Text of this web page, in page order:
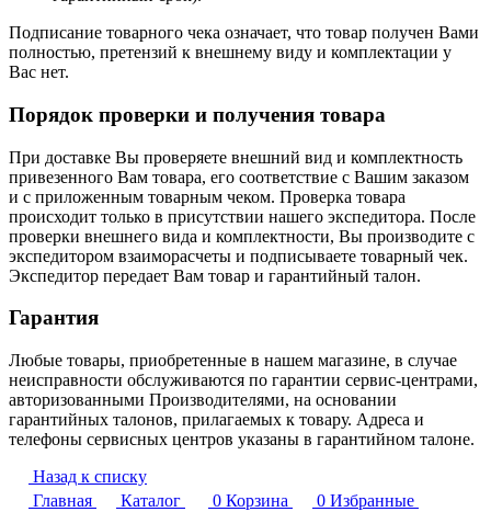
Подписание товарного чека означает, что товар получен Вами
полностью, претензий к внешнему виду и комплектации у
Вас нет.
Порядок проверки и получения товара
При доставке Вы проверяете внешний вид и комплектность
привезенного Вам товара, его соответствие с Вашим заказом
и с приложенным товарным чеком. Проверка товара
происходит только в присутствии нашего экспедитора. После
проверки внешнего вида и комплектности, Вы производите с
экспедитором взаиморасчеты и подписываете товарный чек.
Экспедитор передает Вам товар и гарантийный талон.
Гарантия
Любые товары, приобретенные в нашем магазине, в случае
неисправности обслуживаются по гарантии сервис-центрами,
авторизованными Производителями, на основании
гарантийных талонов, прилагаемых к товару. Адреса и
телефоны сервисных центров указаны в гарантийном талоне.
Назад к списку
Главная
Каталог 0 Корзина 0 Избранные